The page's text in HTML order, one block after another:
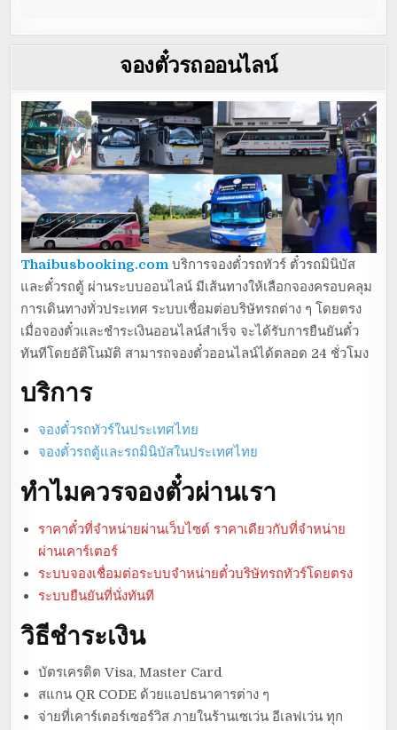
จองตั๋วรถออนไลน์
Thaibusbooking.com บริการจองตั๋วรถทัวร์ ตั๋วรถมินิบัส
และตั๋วรถตู้ ผ่านระบบออนไลน์ มีเส้นทางให้เลือกจองครอบคลุม
การเดินทางทั่วประเทศ ระบบเชื่อมต่อบริษัทรถต่าง ๆ โดยตรง
เมื่อจองตั๋วและชำระเงินออนไลน์สำเร็จ จะได้รับการยืนยันตั๋ว
ทันทีโดยอัติโนมัติ สามารถจองตั๋วออนไลน์ได้ตลอด 24 ชั่วโมง
บริการ
จองตั๋วรถทัวร์ในประเทศไทย
จองตั๋วรถตู้และรถมินิบัสในประเทศไทย
ทำไมควรจองตั๋วผ่านเรา
ราคาตั๋วที่จำหน่ายผ่านเว็บไซต์ ราคาเดียวกับที่จำหน่าย
ผ่านเคาร์เตอร์
ระบบจองเชื่อมต่อระบบจำหน่ายตั๋วบริษัทรถทัวร์โดยตรง
ระบบยืนยันที่นั่งทันที
วิธีชำระเงิน
บัตรเครดิต Visa, Master Card
สแกน QR CODE ด้วยแอปธนาคารต่าง ๆ
จ่ายที่เคาร์เตอร์เซอร์วิส ภายในร้านเซเว่น อีเลฟเว่น ทุก